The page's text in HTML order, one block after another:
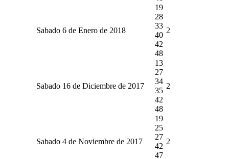
Sabado 6 de Enero de 2018
19
28
33
40
42
48
2
Sabado 16 de Diciembre de 2017
13
27
34
35
42
48
2
Sabado 4 de Noviembre de 2017
19
25
27
42
47
2